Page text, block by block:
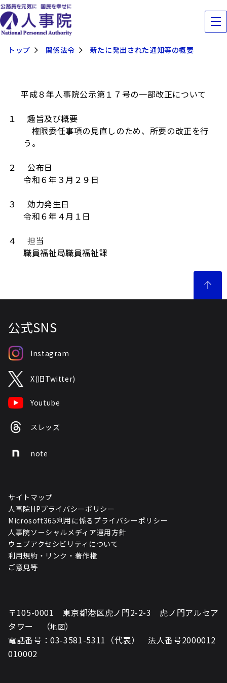
トップ 関係法令 新たに発出された通知等の概要
平成８年人事院公示第１７号の一部改正について
１ 趣旨及び概要
権限委任事項の見直しのため、所要の改正を行
う 。
２ 公布日
令和６年３月２９日
３ 効力発生日
令和６年４月１日
４ 担当
職員福祉局職員福祉課
公式SNS
Instagram
X(旧Twitter)
Youtube
スレッズ
note
サイトマップ
人事院HPプライバシーポリシー
Microsoft365利用に係るプライバシーポリシー
人事院ソーシャルメディア運用方針
ウェブアクセシビリティについて
利用規約・リンク・著作権
ご意見等
〒105-0001 東京都港区虎ノ門2-2-3 虎ノ門アルセア
タワー （地図）
電話番号：03-3581-5311（代表） 法人番号2000012
010002